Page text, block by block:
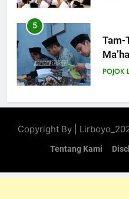
6
Mudir
POJOK
7
POJOK
Copyright By |
Tentang Kami